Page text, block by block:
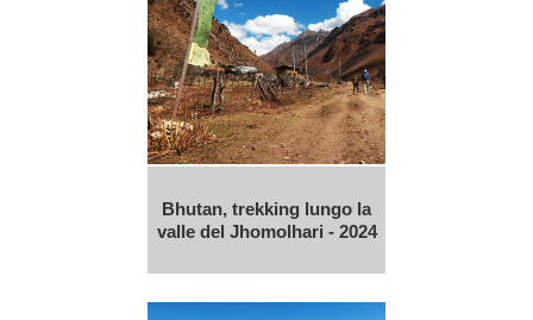
Bhutan, trekking lungo la
valle del Jhomolhari - 2024